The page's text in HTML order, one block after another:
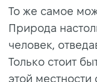
То же самое
Природа
человек,
Только стоит
этой местности